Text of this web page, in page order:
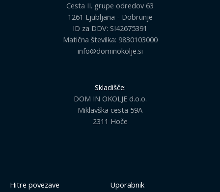
Cesta II. grupe odredov 63
1261 Ljubljana - Dobrunje
ID za DDV: SI42675391
Matična številka: 9830103000
info@dominokolje.si
Skladišče:
DOM IN OKOLJE d.o.o.
Miklavška cesta 59A
2311 Hoče
Hitre povezave Uporabnik